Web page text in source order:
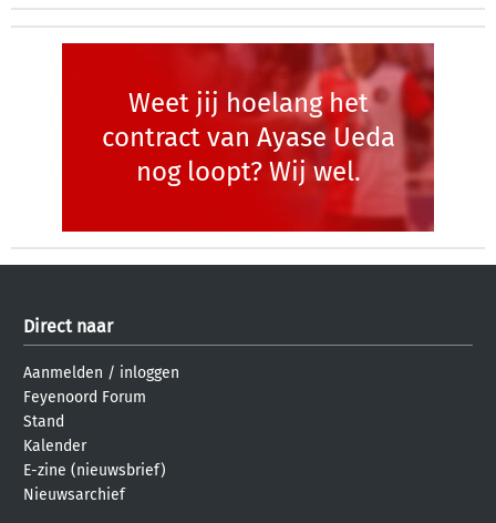
Weet jij hoelang het
contract van Ayase Ueda
nog loopt? Wij wel.
Direct naar
Aanmelden / inloggen
Feyenoord Forum
Stand
Kalender
E-zine (nieuwsbrief)
Nieuwsarchief